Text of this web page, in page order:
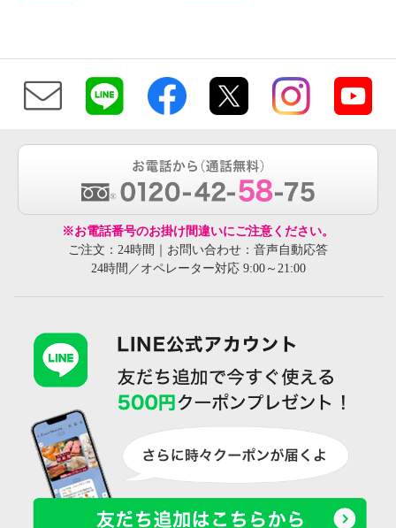
※お電話番号のお掛け間違いにご注意ください。
ご注文：24時間｜お問い合わせ：音声自動応答
24時間／オペレーター対応 9:00～21:00